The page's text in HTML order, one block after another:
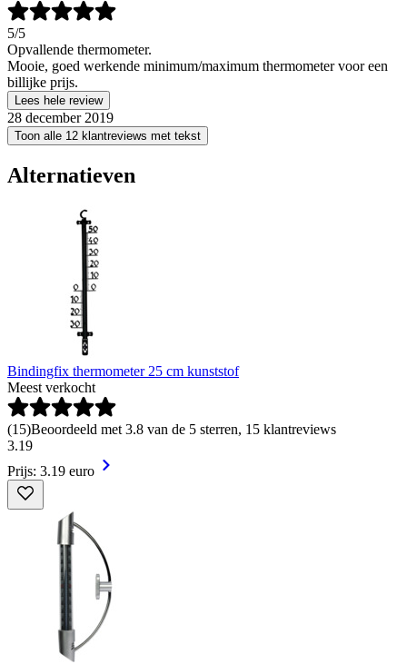
5/5
Opvallende thermometer.
Mooie, goed werkende minimum/maximum thermometer voor een
billijke prijs.
Lees hele review
28 december 2019
Toon alle 12 klantreviews met tekst
Alternatieven
Bindingfix thermometer 25 cm kunststof
Meest verkocht
(15)Beoordeeld met 3.8 van de 5 sterren, 15 klantreviews
3.19
Prijs: 3.19 euro